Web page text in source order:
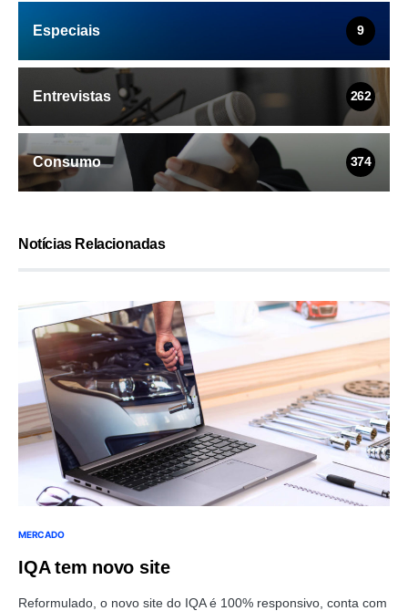
Especiais 9
Entrevistas 262
Consumo 374
Notícias Relacionadas
MERCADO
IQA tem novo site
Reformulado, o novo site do IQA é 100% responsivo, conta com